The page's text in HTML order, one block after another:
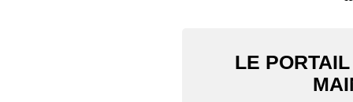
LE